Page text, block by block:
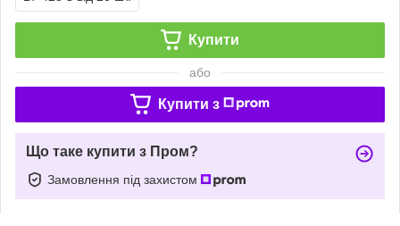
Купити
або
Купити з
Що таке купити з Пром?
Замовлення під захистом